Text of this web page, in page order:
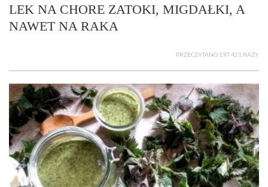
LEK NA CHORE ZATOKI, MIGDAŁKI, A
NAWET NA RAKA
PRZECZYTANO 197 421 RAZY